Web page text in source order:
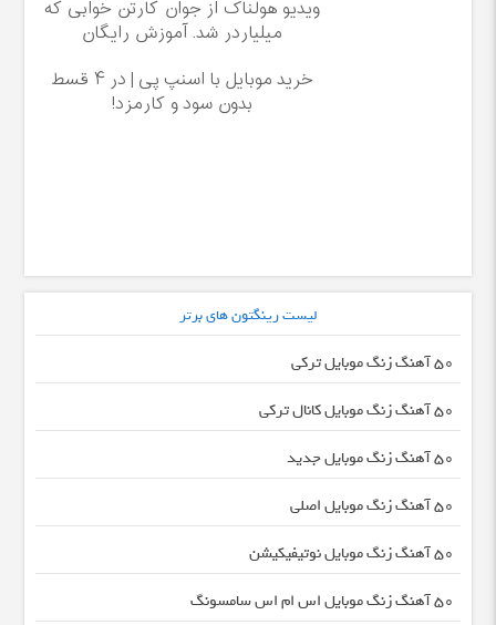
ویدیو هولناک از جوان کارتن خوابی که
میلیاردر شد. آموزش رایگان
خرید موبایل با اسنپ پی | در ۴ قسط
بدون سود و کارمزد!
لیست رینگتون های برتر
50 آهنگ زنگ موبایل ترکی
50 آهنگ زنگ موبایل کانال ترکی
50 آهنگ زنگ موبایل جدید
50 آهنگ زنگ موبایل اصلی
50 آهنگ زنگ موبایل نوتیفیکیشن
50 آهنگ زنگ موبایل اس ام اس سامسونگ